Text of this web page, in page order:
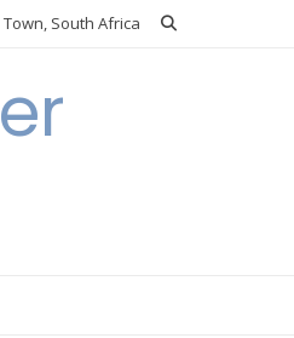
Town, South Africa